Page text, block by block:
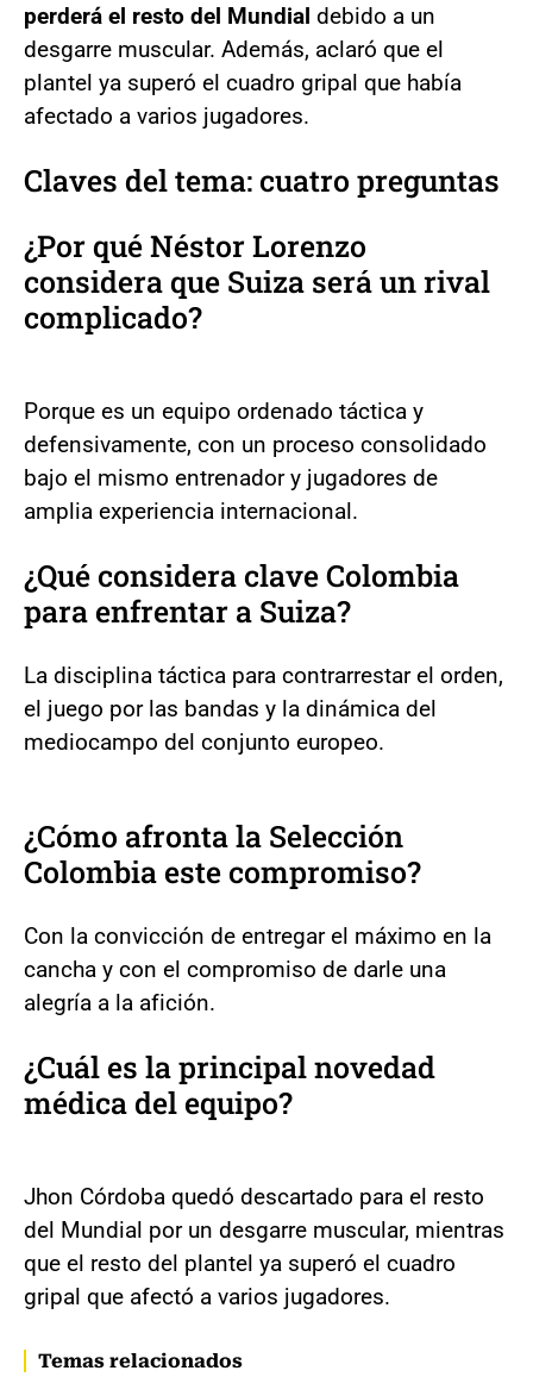
perderá el resto del Mundial debido a un
desgarre muscular. Además, aclaró que el
plantel ya superó el cuadro gripal que había
afectado a varios jugadores.
Claves del tema: cuatro preguntas
¿Por qué Néstor Lorenzo
considera que Suiza será un rival
complicado?
Porque es un equipo ordenado táctica y
defensivamente, con un proceso consolidado
bajo el mismo entrenador y jugadores de
amplia experiencia internacional.
¿Qué considera clave Colombia
para enfrentar a Suiza?
La disciplina táctica para contrarrestar el orden,
el juego por las bandas y la dinámica del
mediocampo del conjunto europeo.
¿Cómo afronta la Selección
Colombia este compromiso?
Con la convicción de entregar el máximo en la
cancha y con el compromiso de darle una
alegría a la afición.
¿Cuál es la principal novedad
médica del equipo?
Jhon Córdoba quedó descartado para el resto
del Mundial por un desgarre muscular, mientras
que el resto del plantel ya superó el cuadro
gripal que afectó a varios jugadores.
Temas relacionados